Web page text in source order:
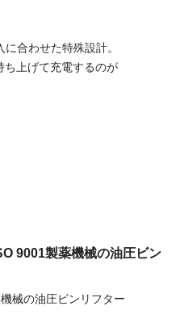
合わせた特殊設計。
ち上げて充電するのが
薬機械の油圧ビン
械の油圧ビンリフター